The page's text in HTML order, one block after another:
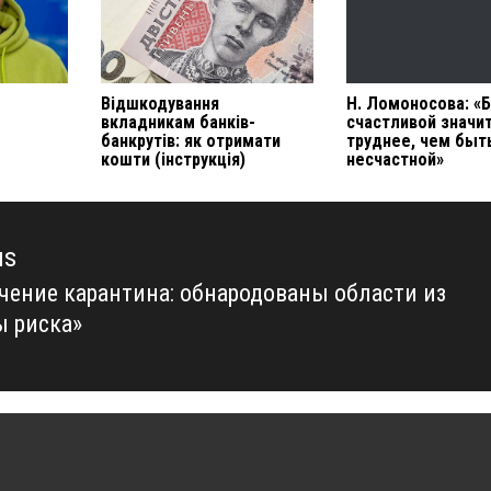
Відшкодування
вкладникам банків-
банкрутів: як отримати
кошти (інструкція)
Н. Ломоносова:
счастливой
труднее, чем
несчастной»
карантина: обнародованы области из
риска»